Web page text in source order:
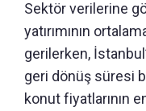
Sektör verilerine
yatırımının
gerilerken,
geri dönüş süresi
konut fiyatlarının